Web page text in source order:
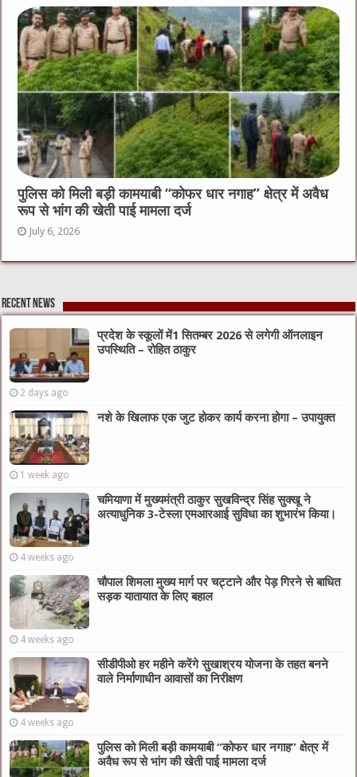
पुलिस को मिली बड़ी कामयाबी “कोफर धार नगाह” क्षेत्र में अवैध
रूप से भांग की खेती पाई मामला दर्ज
July 6, 2026
Recent News
प्रदेश के स्कूलों में1 सितम्बर 2026 से लगेगी ऑनलाइन
उपस्थिति – रोहित ठाकुर
2 days ago
नशे के खिलाफ एक जुट होकर कार्य करना होगा – उपायुक्त
1 week ago
चमियाणा में मुख्यमंत्री ठाकुर सुखविन्द्र सिंह सुक्खू ने
अत्याधुनिक 3-टेस्ला एमआरआई सुविधा का शुभारंभ किया।
4 weeks ago
चौपाल शिमला मुख्य मार्ग पर चट्टाने और पेड़ गिरने से बाधित
सड़क यातायात के लिए बहाल
4 weeks ago
सीडीपीओ हर महीने करेंगे सुखाश्रय योजना के तहत बनने
वाले निर्माणाधीन आवासों का निरीक्षण
4 weeks ago
पुलिस को मिली बड़ी कामयाबी “कोफर धार नगाह” क्षेत्र में
अवैध रूप से भांग की खेती पाई मामला दर्ज